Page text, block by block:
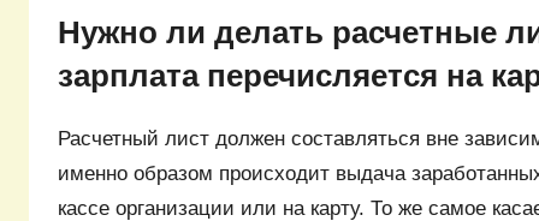
Нужно ли делать расчетные
зарплата перечисляется на
Расчетный лист должен составляться вне
именно образом происходит выдача
кассе организации или на карту. То же самое